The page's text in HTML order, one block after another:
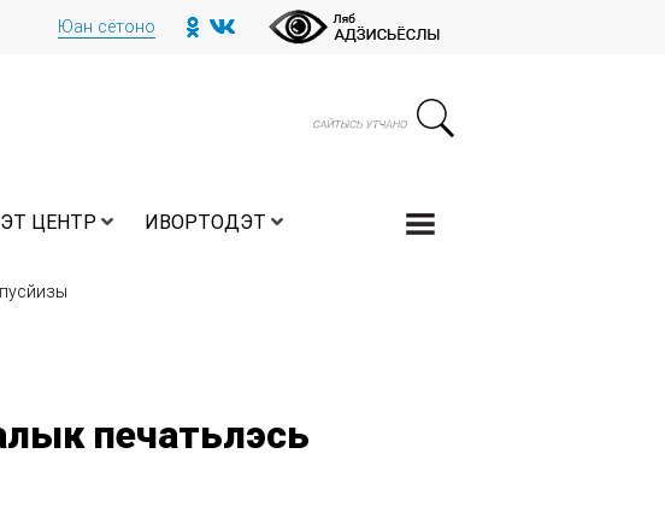
Юан сётоно
ЦЕНТР ИВОРТОДЭТ
печатьлэсь